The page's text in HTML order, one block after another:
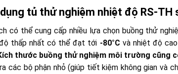
tủ thử nghiệm nhiệt độ RS-TH
có thể cung cấp nhiều lựa chọn buồng thử
thấp nhất có thể đạt tới -80°C và nhiệt độ
thước buồng thử nghiệm môi trường cũng
các bộ phận nhỏ (giúp tiết kiệm không gian và